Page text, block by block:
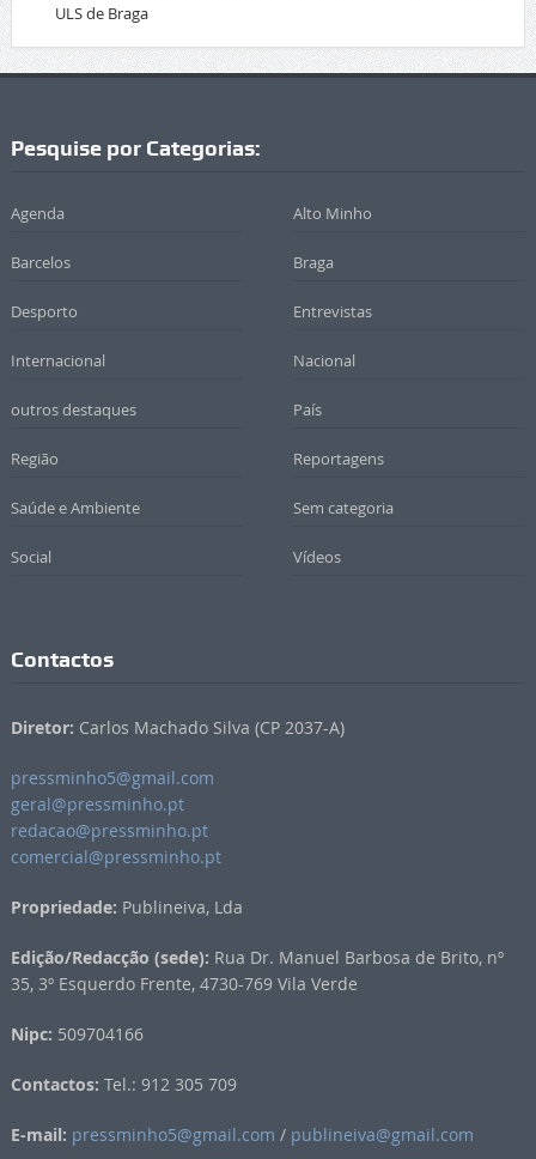
ULS de Braga
Pesquise por Categorias:
Agenda Alto Minho
Barcelos Braga
Desporto Entrevistas
Internacional Nacional
outros destaques País
Região Reportagens
Saúde e Ambiente Sem categoria
Social Vídeos
Contactos
Diretor: Carlos Machado Silva (CP 2037-A)
pressminho5@gmail.com
geral@pressminho.pt
redacao@pressminho.pt
comercial@pressminho.pt
Propriedade: Publineiva, Lda
Edição/Redacção (sede): Rua Dr. Manuel Barbosa de Brito, nº
35, 3º Esquerdo Frente, 4730-769 Vila Verde
Nipc: 509704166
Contactos: Tel.: 912 305 709
E-mail: pressminho5@gmail.com / publineiva@gmail.com